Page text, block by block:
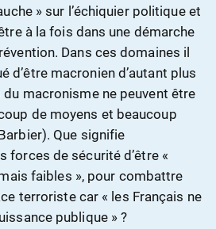
» sur l’échiquier politique et
à la fois dans une démarche
Dans ces domaines il
d’être macronien d’autant plus
macronisme ne peuvent être
de moyens et beaucoup
Que signifie
forces de sécurité d’être «
faibles », pour combattre
terroriste car « les Français ne
publique » ?